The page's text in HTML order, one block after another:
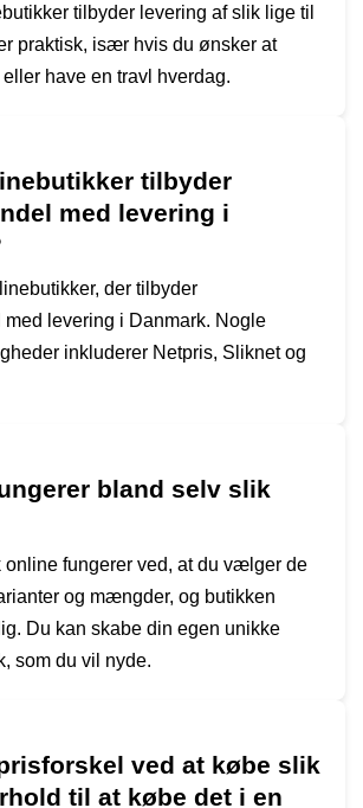
tilbyder levering af slik lige til
praktisk, især hvis du ønsker at
have en travl hverdag.
tilbyder
med levering i
der tilbyder
levering i Danmark. Nogle
inkluderer Netpris, Sliknet og
bland selv slik
online fungerer ved, at du vælger de
og mængder, og butikken
Du kan skabe din egen unikke
som du vil nyde.
ved at købe slik
til at købe det i en